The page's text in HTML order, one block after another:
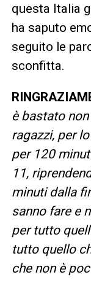
questa Italia
ha saputo
seguito le
sconfitta.
è bastato
ragazzi, per
per 120
11,
minuti dalla
sanno fare e
per tutto
tutto quello
che non è